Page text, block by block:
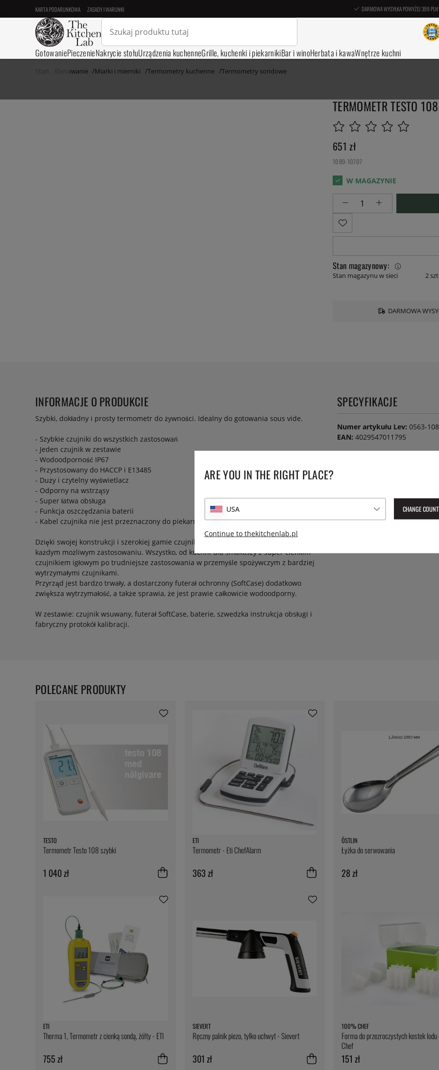
KARTA PODARUNKOWA ZASADY I WARUNKI DARMOWA WYSYŁKA POWYŻEJ 399
GotowaniePieczenieNakrycie stołuUrządzenia kuchenneGrille, kuchenki i piekarnikiBar i winoHerbata i kawaWnętrze kuchni
Start Gotowanie Miarki i mierniki Termometry kuchenne Termometry sondowe
TERMOMETR TESTO 108
651 zł
1089-10707
Stan magazynowy:
Stan magazynu w sieci 2
DARMOWA
INFORMACJE O PRODUKCIE
Szybki, dokładny i prosty termometr do żywności. Idealny do gotowania sous vide.
- Szybkie czujniki do wszystkich zastosowań
- Jeden czujnik w zestawie
- Wodoodporność IP67
- Przystosowany do HACCP i E13485
- Duży i czytelny wyświetlacz
- Odporny na wstrząsy
- Super łatwa obsługa
- Funkcja oszczędzania baterii
- Kabel czujnika nie jest przeznaczony do piekarnika lub grilla (wysokie temperatury)
Dzięki swojej konstrukcji i szerokiej gamie czujników, testo 108 może być używany w
każdym możliwym zastosowaniu. Wszystko, od kuchni dla smakoszy z super cienkim
czujnikiem igłowym po trudniejsze zastosowania w przemyśle spożywczym z bardziej
wytrzymałymi czujnikami.
Przyrząd jest bardzo trwały, a dostarczony futerał ochronny (SoftCase) dodatkowo
zwiększa wytrzymałość, a także sprawia, że jest prawie całkowicie wodoodporny.
W zestawie: czujnik wsuwany, futerał SoftCase, baterie, szwedzka instrukcja obsługi i
fabryczny protokół kalibracji.
SPECYFIKACJE
Numer artykułu Lev: 0563-
EAN: 4029547011795
TESTO
Termometr Testo 108 szybki
1 040 zł
ETI
Termometr - Eti ChefAlarm
363 zł
ÖSTLIN
Łyżka do serwowania
28 zł
ETI
Therma 1, Termometr z cienką sondą, żółty - ETI
755 zł
SIEVERT
Ręczny palnik piezo, tylko uchwyt - Sievert
301 zł
100% CHEF
Forma do przezroczystych kostek
Chef
151 zł
POLECANE PRODUKTY
ARE YOU IN THE RIGHT PLACE?
USA CHANGE
Continue to thekitchenlab.pl